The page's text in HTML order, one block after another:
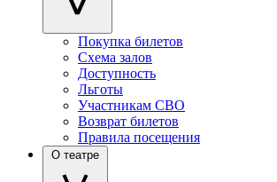
Покупка билетов
Схема залов
Доступность
Льготы
Участникам СВО
Возврат билетов
Правила посещения
О театре